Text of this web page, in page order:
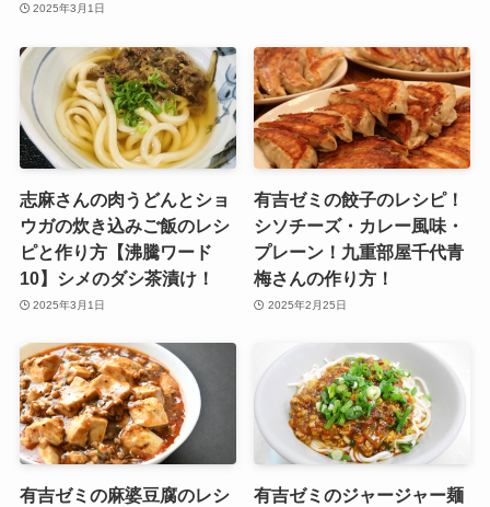
2025年3月1日
志麻さんの肉うどんとショ
ウガの炊き込みご飯のレシ
ピと作り方【沸騰ワード
10】シメのダシ茶漬け！
2025年3月1日
有吉ゼミの餃子のレシピ！
シソチーズ・カレー風味・
プレーン！九重部屋千代青
梅さんの作り方！
2025年2月25日
有吉ゼミの麻婆豆腐のレシ
有吉ゼミのジャージャー麺